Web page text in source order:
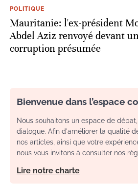
POLITIQUE
Mauritanie: l'ex-président
Abdel Aziz renvoyé devant
corruption présumée
Bienvenue dans l’espace
Nous souhaitons un espace de
dialogue. Afin d'améliorer la qualité
nos articles, ainsi que votre
nous vous invitons à consulter nos
Lire notre charte